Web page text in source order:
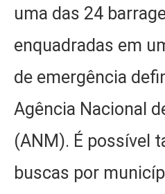
uma das 24
enquadradas em
de emergência
Agência Nacional
(ANM). É possível
buscas por